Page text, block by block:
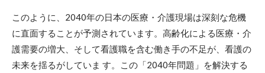
このように、2040年の日本の医療・介護現場は深刻な危機
に直面することが予測されています。高齢化による医療・介
護需要の増大、そして看護職を含む働き手の不足が、看護の
未来を揺るがしていま す。この「2040年問題」を解決する